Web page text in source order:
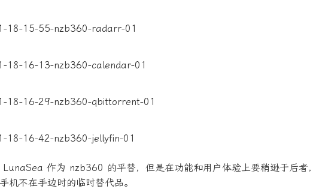
作为 nzb360 的平替，但是在功能和用户体验上要稍逊于后者，
机不在手边时的临时替代品。